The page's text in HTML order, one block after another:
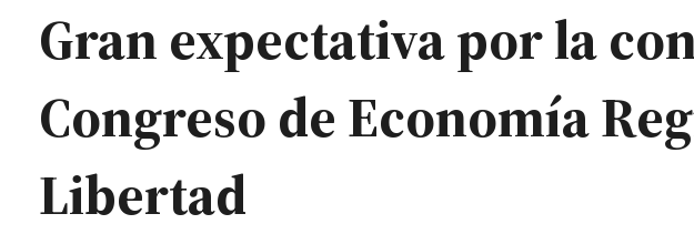
Gran expectativa por la
Congreso de Economía
Libertad